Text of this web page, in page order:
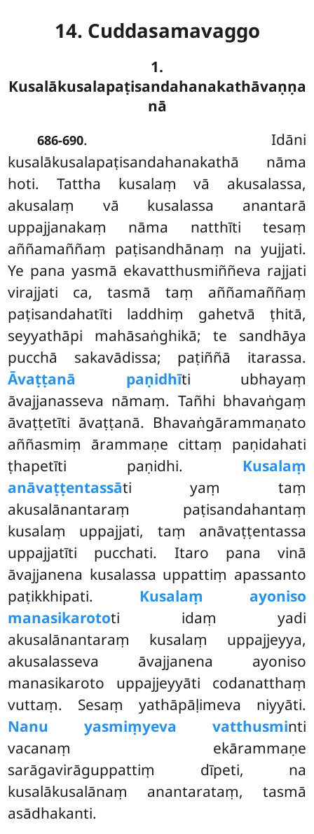
14. Cuddasamavaggo
1.
Kusalākusalapaṭisandahanakathāvaṇṇa
nā
686-690. Idāni
kusalākusalapaṭisandahanakathā nāma
hoti. Tattha kusalaṃ vā akusalassa,
akusalaṃ vā kusalassa anantarā
uppajjanakaṃ nāma natthīti tesaṃ
aññamaññaṃ paṭisandhānaṃ na yujjati.
Ye pana yasmā ekavatthusmiññeva rajjati
virajjati ca, tasmā taṃ aññamaññaṃ
paṭisandahatīti laddhiṃ gahetvā ṭhitā,
seyyathāpi mahāsaṅghikā; te sandhāya
pucchā sakavādissa; paṭiññā itarassa.
Āvaṭṭanā paṇidhīti ubhayaṃ
āvajjanasseva nāmaṃ. Tañhi bhavaṅgaṃ
āvaṭṭetīti āvaṭṭanā. Bhavaṅgārammaṇato
aññasmiṃ ārammaṇe cittaṃ paṇidahati
ṭhapetīti paṇidhi. Kusalaṃ
anāvaṭṭentassāti yaṃ taṃ
akusalānantaraṃ paṭisandahantaṃ
kusalaṃ uppajjati, taṃ anāvaṭṭentassa
uppajjatīti pucchati. Itaro pana vinā
āvajjanena kusalassa uppattiṃ apassanto
paṭikkhipati. Kusalaṃ ayoniso
manasikarototi idaṃ yadi
akusalānantaraṃ kusalaṃ uppajjeyya,
akusalasseva āvajjanena ayoniso
manasikaroto uppajjeyyāti codanatthaṃ
vuttaṃ. Sesaṃ yathāpāḷimeva niyyāti.
Nanu yasmiṃyeva vatthusminti
vacanaṃ ekārammaṇe
sarāgavirāguppattiṃ dīpeti, na
kusalākusalānaṃ anantarataṃ, tasmā
asādhakanti.